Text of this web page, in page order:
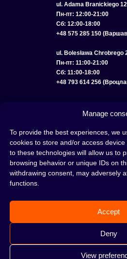
Manage
To provide the best experiences, we
cookies to store and/or access
to these technologies will allow us to
browsing behavior or unique IDs on
withdrawing consent, may adversely
functions.
Accept
Deny
View
ul. Adama Branickiego
Пн-пт: 12:00-21:00
Сб: 12:00-18:00
+48 575 285 150
ul. Bolesława Chrobrego
Пн-пт: 11:00-21:00
Сб: 11:00-18:00
+48 793 614 256
УСЛОВИЯ
Кальян — это отличная идея для
одиночестве; это интересный ритуал,
Несмотря на то, знакомы тебе слова
нет, это место идеально подходит для тебя!